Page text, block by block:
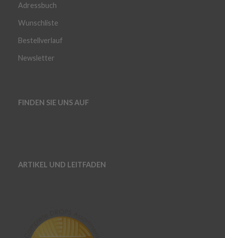
Adressbuch
Wunschliste
Bestellverlauf
Newsletter
FINDEN SIE UNS AUF
ARTIKEL UND LEITFADEN